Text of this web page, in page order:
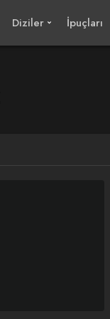
Diziler İpuçları